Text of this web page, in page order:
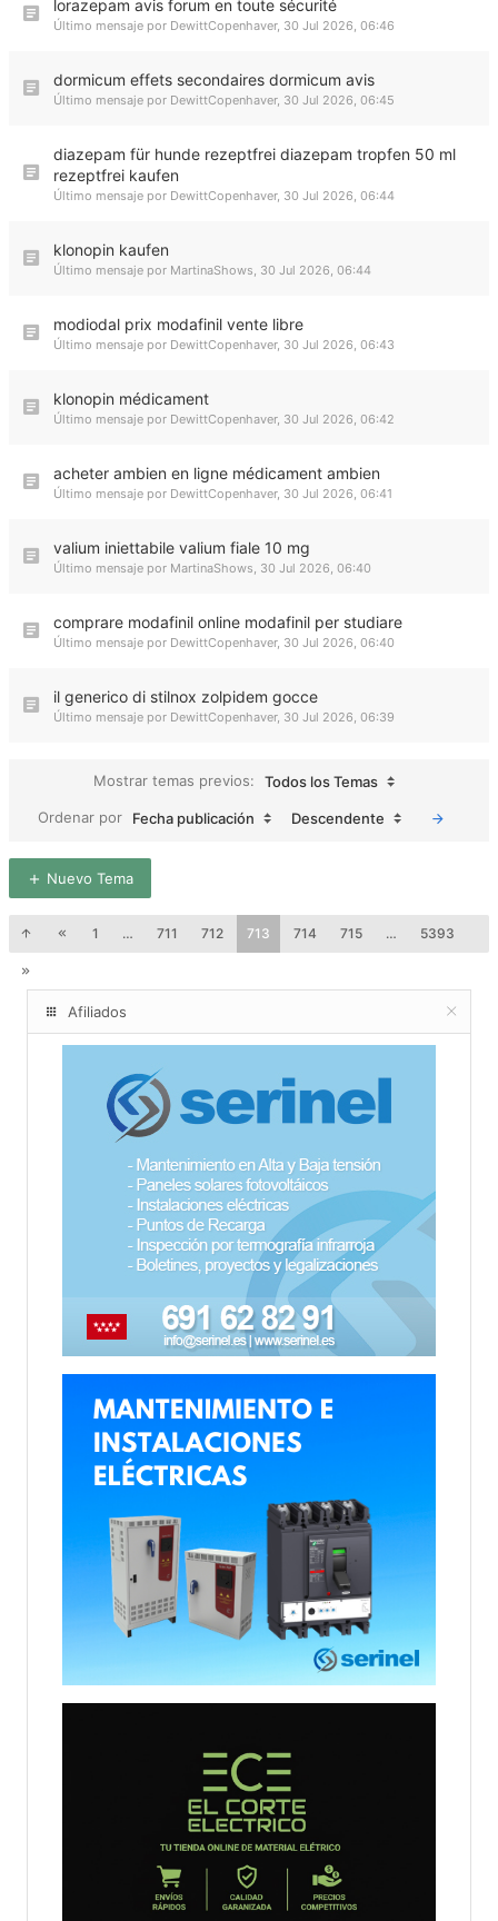
lorazepam avis forum en toute sécurité
Último mensaje por DewittCopenhaver, 30 Jul 2026, 06:46
dormicum effets secondaires dormicum avis
Último mensaje por DewittCopenhaver, 30 Jul 2026, 06:45
diazepam für hunde rezeptfrei diazepam tropfen 50 ml
rezeptfrei kaufen
Último mensaje por DewittCopenhaver, 30 Jul 2026, 06:44
klonopin kaufen
Último mensaje por MartinaShows, 30 Jul 2026, 06:44
modiodal prix modafinil vente libre
Último mensaje por DewittCopenhaver, 30 Jul 2026, 06:43
klonopin médicament
Último mensaje por DewittCopenhaver, 30 Jul 2026, 06:42
acheter ambien en ligne médicament ambien
Último mensaje por DewittCopenhaver, 30 Jul 2026, 06:41
valium iniettabile valium fiale 10 mg
Último mensaje por MartinaShows, 30 Jul 2026, 06:40
comprare modafinil online modafinil per studiare
Último mensaje por DewittCopenhaver, 30 Jul 2026, 06:40
il generico di stilnox zolpidem gocce
Último mensaje por DewittCopenhaver, 30 Jul 2026, 06:39
Mostrar temas previos:
Todos los Temas
Ordenar por
Fecha publicación Descendente
Nuevo Tema
1 … 711 712 713 714 715 … 5393
Afiliados